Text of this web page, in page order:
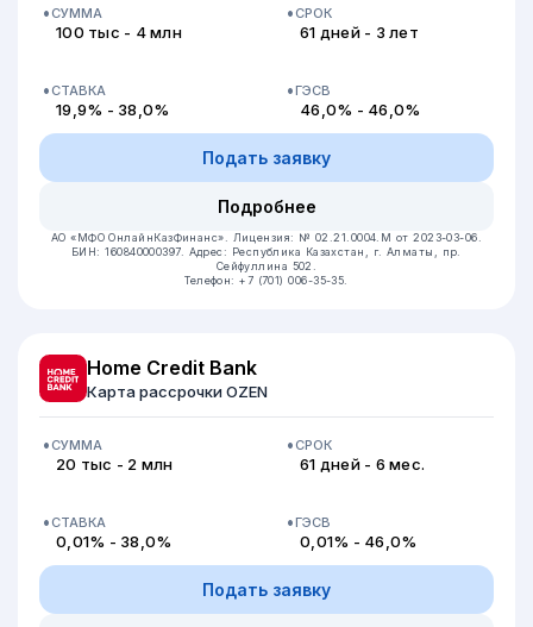
СУММА
100 тыс - 4 млн
СРОК
61 дней - 3 лет
СТАВКА
19,9% - 38,0%
ГЭСВ
46,0% - 46,0%
Подать заявку
Подробнее
АО «МФО ОнлайнКазФинанс».
Лицензия: № 02.21.0004.М от 2023-03-06.
БИН: 160840000397. Адрес: Республика Казахстан, г. Алматы, пр.
Сейфуллина 502.
Телефон: +7 (701) 006-35-35.
Home Credit Bank
Карта рассрочки OZEN
СУММА
20 тыс - 2 млн
СРОК
61 дней - 6 мес.
СТАВКА
0,01% - 38,0%
ГЭСВ
0,01% - 46,0%
Подать заявку